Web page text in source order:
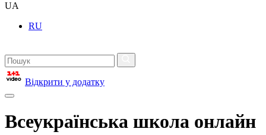
UA
RU
Відкрити у додатку
Всеукраїнська школа онлайн